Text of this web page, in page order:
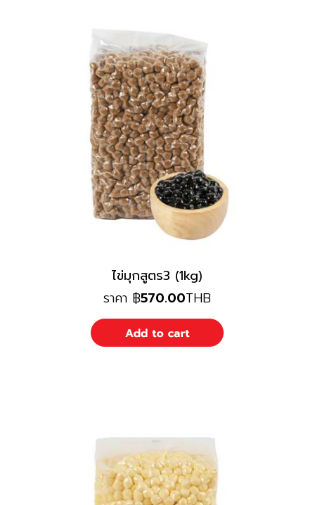
ไข่มุกสูตร3 (1kg)
ราคา ฿570.00THB